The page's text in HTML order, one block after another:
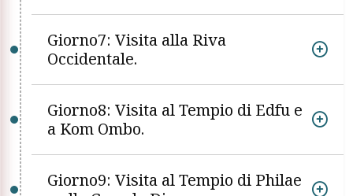
Giorno7: Visita alla Riva
Occidentale.
Giorno8: Visita al Tempio di Edfu e
a Kom Ombo.
Giorno9: Visita al Tempio di Philae